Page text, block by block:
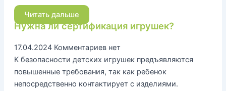
Читать дальше
Нужна ли сертификация игрушек?
17.04.2024 Комментариев нет
К безопасности детских игрушек предъявляются
повышенные требования, так как ребенок
непосредственно контактирует с изделиями.